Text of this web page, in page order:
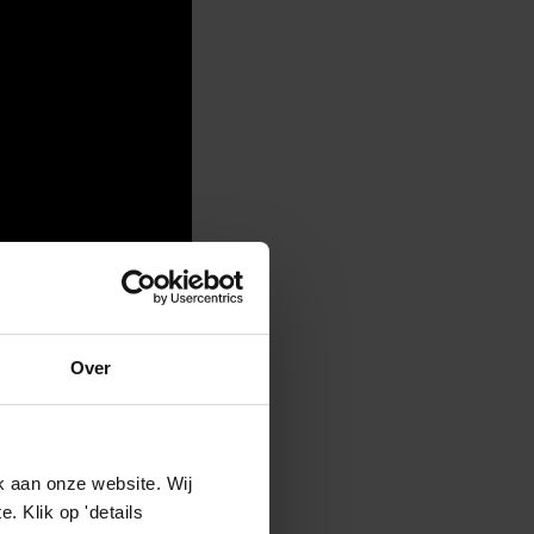
Over
aan onze website. Wij
Klik op 'details
met een rijke
aan de
Hier ontstaan
buiten de
en brede